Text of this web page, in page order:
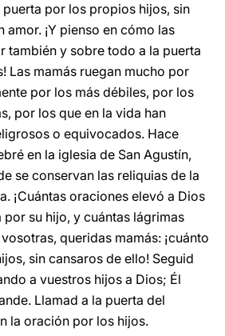
por los propios hijos, sin
amor. ¡Y pienso en cómo las
también y sobre todo a la puerta
Las mamás ruegan mucho por
por los más débiles, por los
por los que en la vida han
o equivocados. Hace
en la iglesia de San Agustín,
se conservan las reliquias de la
¡Cuántas oraciones elevó a Dios
por su hijo, y cuántas lágrimas
queridas mamás: ¡cuánto
sin cansaros de ello! Seguid
a vuestros hijos a Dios; Él
Llamad a la puerta del
la oración por los hijos.